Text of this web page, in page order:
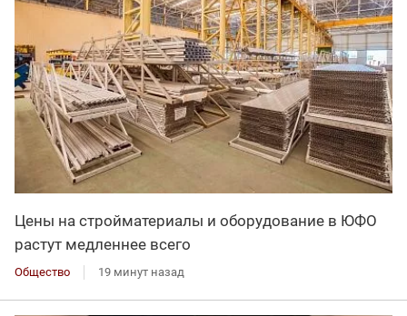
Цены на стройматериалы и оборудование в ЮФО
растут медленнее всего
Общество 19 минут назад